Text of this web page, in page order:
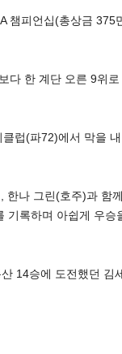
챔피언십(총상금 375
다 한 계단 오른 9위
럽(파72)에서 막을 내
한나 그린(호주)과 함
기록하며 아쉽게 우승
14승에 도전했던 김